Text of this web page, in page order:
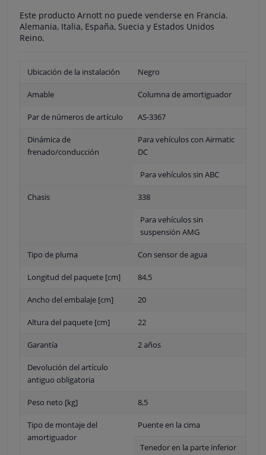
Este producto Arnott no puede venderse en Francia.
Alemania, Italia, España, Suecia y Estados Unidos
Reino.
Ubicación de la instalación Negro
Amable Columna de amortiguador
Par de números de artículo AS-3367
Dinámica de
frenado/conducción
Para vehículos con Airmatic
DC
Para vehículos sin ABC
Chasis 338
Para vehículos sin
suspensión AMG
Tipo de pluma Con sensor de agua
Longitud del paquete [cm] 84,5
Ancho del embalaje [cm] 20
Altura del paquete [cm] 22
Garantía 2 años
Devolución del artículo
antiguo obligatoria
Peso neto [kg] 8,5
Tipo de montaje del
amortiguador
Puente en la cima
Tenedor en la parte inferior